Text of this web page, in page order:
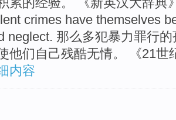
crimes have themselves
neglect. 那么多犯暴力罪行
他们自己残酷无情。 《21世
内容